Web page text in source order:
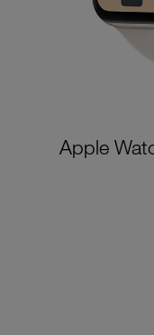
Apple